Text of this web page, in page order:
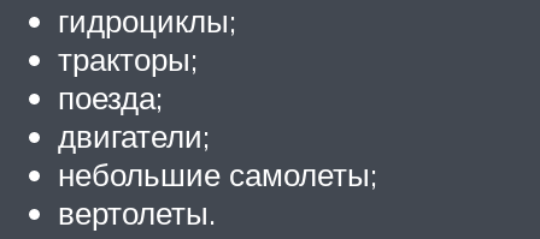
гидроциклы;
тракторы;
поезда;
двигатели;
небольшие самолеты;
вертолеты.